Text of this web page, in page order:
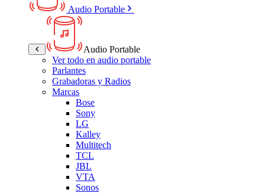
Audio Portable
Audio Portable
Ver todo en audio portable
Parlantes
Grabadoras y Radios
Marcas
Bose
Sony
LG
Kalley
Multitech
TCL
JBL
VTA
Sonos